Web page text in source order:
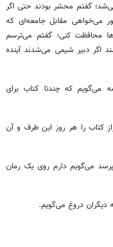
گفتم محشر بودند حتی اگر
ولی چه‌طور می‌خواهی مقابل جامعه‌ای که
محافظت کنی؛ گفتم می‌ترسم
بپرسند اگر دبیر شیمی می‌‌‌‌شدند ‌آینده‌
می‌گویم که چندتا کتاب برای
کتاب را هر روز این طرف و آن
می‌گویم دارم روی یک رمان
دیگران دروغ می‌گویم.